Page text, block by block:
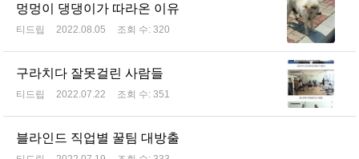
멍멍이 댕댕이가 따라온 이유
티드립 2022.08.05 조회 수: 320
구라치다 잘못걸린 사람들
티드립 2022.07.22 조회 수: 351
블라인드 직업별 꿀팀 대방출